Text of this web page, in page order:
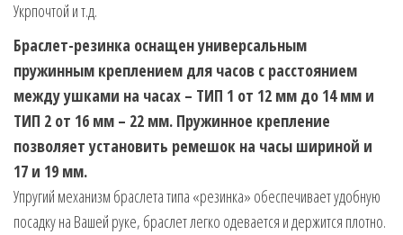
Укрпочтой и т.д.
Браслет-резинка оснащен универсальным
пружинным креплением для часов с расстоянием
между ушками на часах – ТИП 1 от 12 мм до 14 мм и
ТИП 2 от 16 мм – 22 мм. Пружинное крепление
позволяет установить ремешок на часы шириной и
17 и 19 мм.
Упругий механизм браслета типа «резинка» обеспечивает удобную
посадку на Вашей руке, браслет легко одевается и держится плотно.